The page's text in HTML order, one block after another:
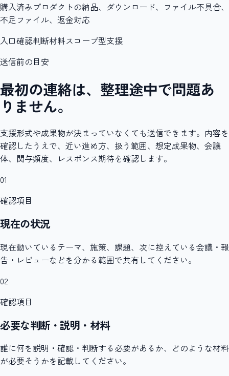
購入済みプロダクトの納品、ダウンロード、ファイル不具合、
不足ファイル、返金対応
入口確認判断材料スコープ型支援
送信前の目安
最初の連絡は、整理途中で問題あ
りません。
支援形式や成果物が決まっていなくても送信できます。内容を
確認したうえで、近い進め方、扱う範囲、想定成果物、会議
体、関与頻度、レスポンス期待を確認します。
01
確認項目
現在の状況
現在動いているテーマ、施策、課題、次に控えている会議・報
告・レビューなどを分かる範囲で共有してください。
02
確認項目
必要な判断・説明・材料
誰に何を説明・確認・判断する必要があるか、どのような材料
が必要そうかを記載してください。